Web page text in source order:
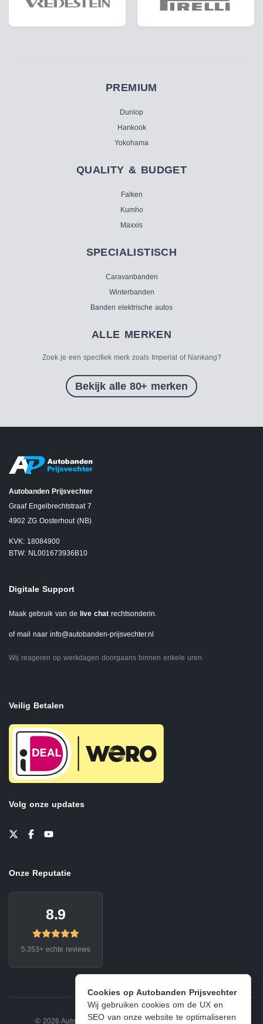
Cookies op Autobanden Prijsvechter
Wij gebruiken cookies om de UX en
SEO van onze website te optimaliseren
PREMIUM
Dunlop
Hankook
Yokohama
QUALITY & BUDGET
Falken
Kumho
Maxxis
SPECIALISTISCH
Caravanbanden
Winterbanden
Banden elektrische autos
ALLE MERKEN
Zoek je een specifiek merk zoals Imperial of Nankang?
Bekijk alle 80+ merken
Autobanden Prijsvechter
Graaf Engelbrechtstraat 7
4902 ZG Oosterhout (NB)
KVK: 18084900
BTW: NL001673936B10
Digitale Support
Maak gebruik van de live chat rechtsonderin.
of mail naar info@autobanden-prijsvechter.nl
Wij reageren op werkdagen doorgaans binnen enkele uren.
Veilig Betalen
Volg onze updates
Onze Reputatie
8.9
5.353+ echte reviews
© 2026 Autobanden Prijsvechter. Privacy | Voorwaarden